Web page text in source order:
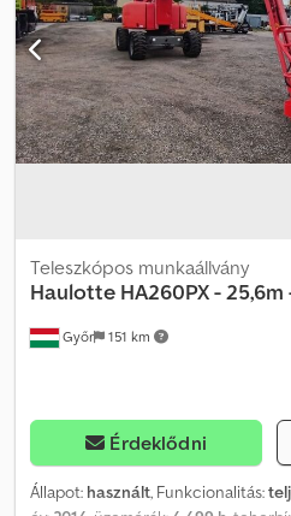
Győr 151 km
Teleszkópos munkaállvány
Haulotte HA260PX - 25,6m
Érdeklődni
Állapot: használt, Funkcionalitás: